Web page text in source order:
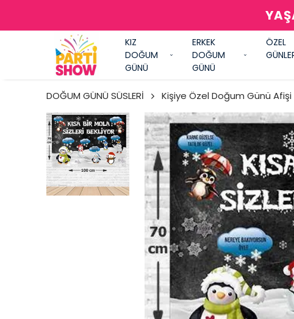
KIZ
DOĞUM
GÜNÜ
ERKEK
DOĞUM
GÜNÜ
ÖZEL
DOĞUM GÜNÜ SÜSLERİ Kişiye Özel Doğum Günü Afişi